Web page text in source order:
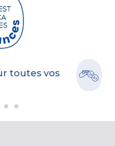
toutes vos